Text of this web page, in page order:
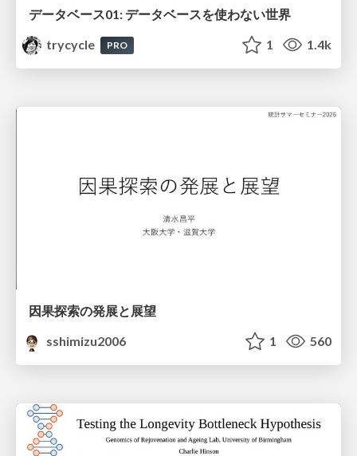
データベース01: データベースを使わない世界
trycycle
PRO 1 1.4k
因果探索の発展と展望
sshimizu2006
1 560